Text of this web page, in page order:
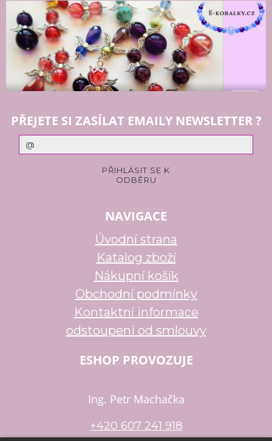
PŘEJETE SI ZASÍLAT EMAILY NEWSLETTER ?
NAVIGACE
Úvodní strana
Katalog zboží
Nákupní košík
Obchodní podmínky
Kontaktní informace
odstoupeni od smlouvy
ESHOP PROVOZUJE
Ing. Petr Machačka
+420 607 241 918